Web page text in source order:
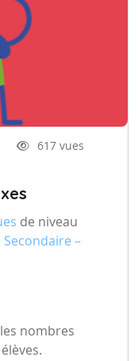
617 vues
de niveau
–
nombres